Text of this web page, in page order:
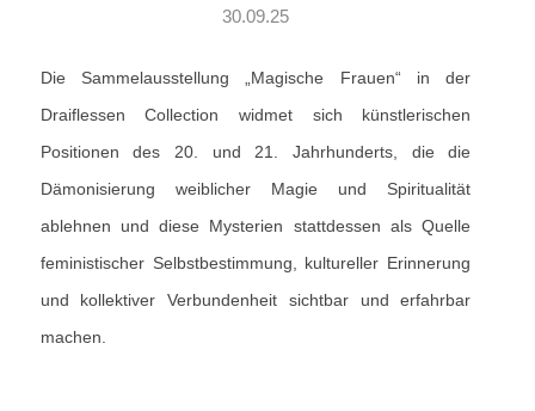
30.09.25
Die Sammelausstellung „Magische Frauen“ in der
Draiflessen Collection widmet sich künstlerischen
Positionen des 20. und 21. Jahrhunderts, die die
Dämonisierung weiblicher Magie und Spiritualität
ablehnen und diese Mysterien stattdessen als Quelle
feministischer Selbstbestimmung, kultureller Erinnerung
und kollektiver Verbundenheit sichtbar und erfahrbar
machen.